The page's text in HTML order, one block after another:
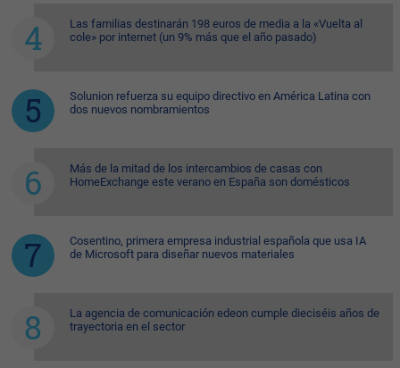
Las familias destinarán 198 euros de media a la «Vuelta al
cole» por internet (un 9% más que el año pasado)
Solunion refuerza su equipo directivo en América Latina con
dos nuevos nombramientos
Más de la mitad de los intercambios de casas con
HomeExchange este verano en España son domésticos
Cosentino, primera empresa industrial española que usa IA
de Microsoft para diseñar nuevos materiales
La agencia de comunicación edeon cumple dieciséis años de
trayectoria en el sector